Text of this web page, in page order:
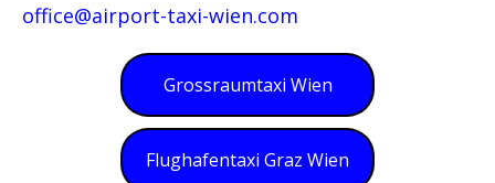
office@airport-taxi-wien.com
Grossraumtaxi Wien
Flughafentaxi Graz Wien